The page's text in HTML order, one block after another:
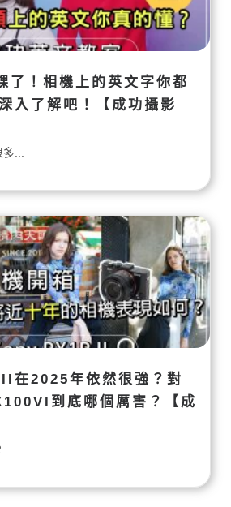
了！相機上的英文字你都
入了解吧！【成功攝影
...
在2025年依然很強？對
到底哪個厲害？【成